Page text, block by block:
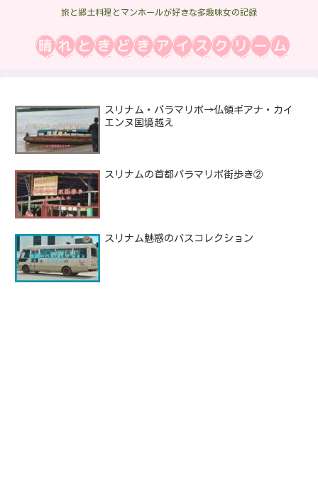
旅と郷土料理とマンホールが好きな多趣味女の記録
スリナム・パラマリボ→仏領ギアナ・カイ
エンヌ国境越え
スリナムの首都パラマリボ街歩き②
スリナム魅惑のバスコレクション